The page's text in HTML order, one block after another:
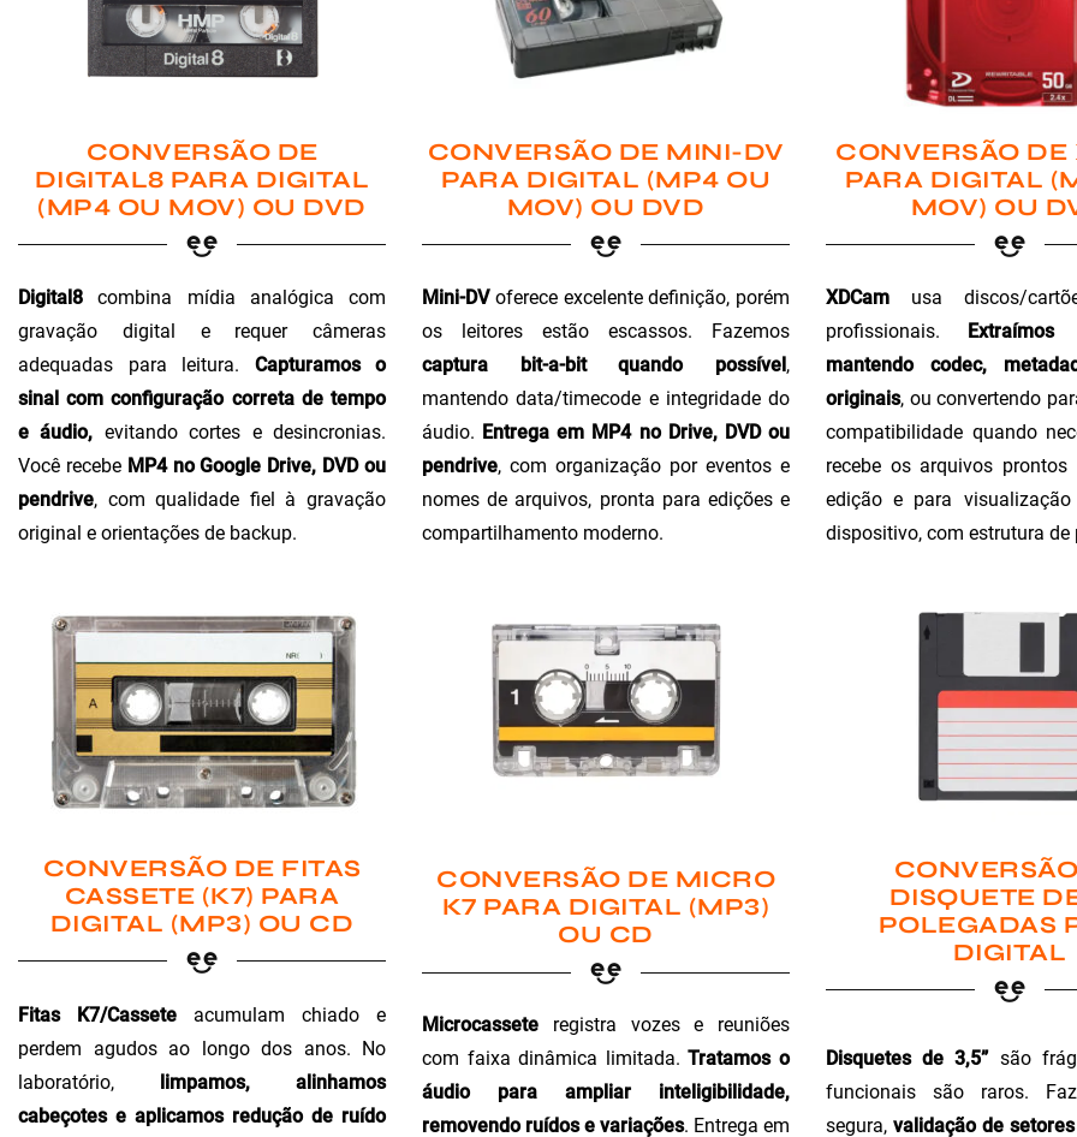
CONVERSÃO DE
DIGITAL8 PARA DIGITAL
(MP4 OU MOV) OU DVD
Digital8 combina mídia analógica com
gravação digital e requer câmeras
adequadas para leitura. Capturamos o
sinal com configuração correta de tempo
e áudio, evitando cortes e desincronias.
Você recebe MP4 no Google Drive, DVD ou
pendrive, com qualidade fiel à gravação
original e orientações de backup.
CONVERSÃO DE MINI-DV
PARA DIGITAL (MP4 OU
MOV) OU DVD
Mini-DVoferece excelente definição, porém
os leitores estão escassos. Fazemos
captura bit-a-bit quando possível,
mantendo data/timecode e integridade do
áudio. Entrega em MP4 no Drive, DVD ou
pendrive, com organização por eventos e
nomes de arquivos, pronta para edições e
compartilhamento moderno.
CONVERSÃO
PARA DIGITAL
MOV) OU
XDCam usa discos/
profissionais.
mantendo codec,
originais, ou convertendo
compatibilidade quando
recebe os arquivos
edição e para
dispositivo, com estrutura
CONVERSÃO DE FITAS
CASSETE (K7) PARA
DIGITAL (MP3) OU CD
Fitas K7/Cassete acumulam chiado e
perdem agudos ao longo dos anos. No
laboratório, limpamos, alinhamos
cabeçotes e aplicamos redução de ruído
CONVERSÃO DE MICRO
K7 PARA DIGITAL (MP3)
OU CD
Microcassete registra vozes e reuniões
com faixa dinâmica limitada.Tratamos o
áudio para ampliar inteligibilidade,
removendo ruídos e variações. Entrega em
DISQUETE
POLEGADAS
DIGITAL
Disquetes de 3,5”são
funcionais são raros.
segura, validação de